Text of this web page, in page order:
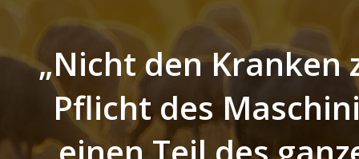
„Nicht den Kranken
Pflicht des